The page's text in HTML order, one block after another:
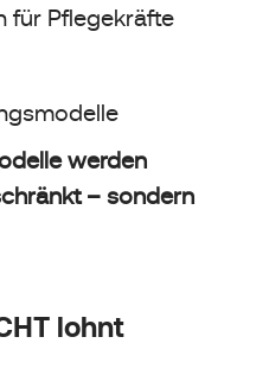
für Pflegekräfte
werden
– sondern
lohnt